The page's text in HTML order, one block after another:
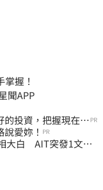
握！
娛樂星聞APP
的投資，把握現在不 PR
愛妳！ PR
大白 AIT突發1文酸